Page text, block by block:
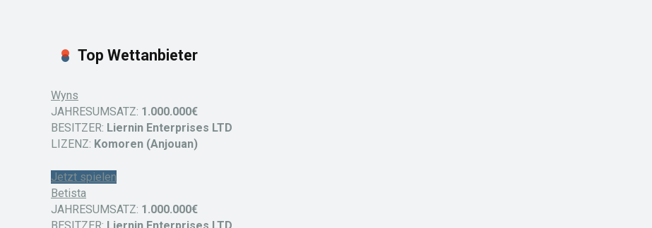
Top Wettanbieter
Wyns
JAHRESUMSATZ: 1.000.000€
BESITZER: Liernin Enterprises LTD
LIZENZ: Komoren (Anjouan)
Jetzt spielen
Betista
JAHRESUMSATZ: 1.000.000€
BESITZER: Liernin Enterprises LTD